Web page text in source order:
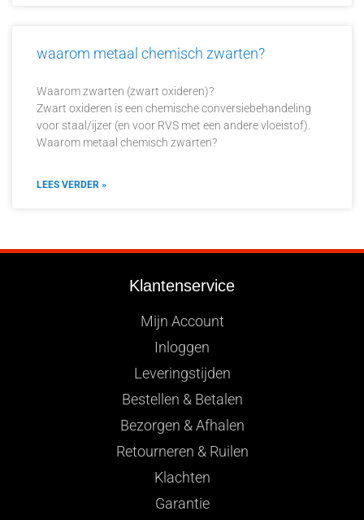
waarom metaal chemisch zwarten?
Waarom zwarten (zwart oxideren)?
Zwart oxideren is een chemische conversiebehandeling
voor staal/ijzer (en voor RVS met een andere vloeistof).
Waarom metaal chemisch zwarten?
LEES VERDER »
Klantenservice
Mijn Account
Inloggen
Leveringstijden
Bestellen & Betalen
Bezorgen & Afhalen
Retourneren & Ruilen
Klachten
Garantie